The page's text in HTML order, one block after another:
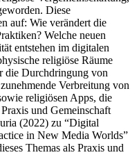
Diese
auf: Wie verändert die
Welche neuen
entstehen im digitalen
religiöse Räume
die Durchdringung von
Verbreitung von
religiösen Apps, die
und Gemeinschaft
(2022) zu “Digital
in New Media Worlds”
Themas als Praxis und